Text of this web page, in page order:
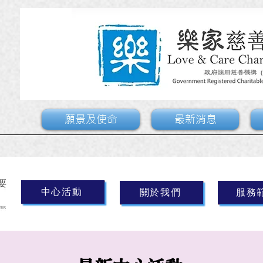
願景及使命 最新消息
中心活動 關於我們 服務